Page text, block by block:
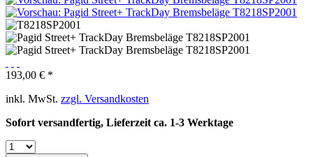
193,00 € *
inkl. MwSt. zzgl. Versandkosten
Sofort versandfertig, Lieferzeit ca. 1-3 Werktage